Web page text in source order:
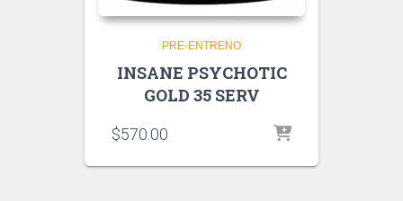
PRE-ENTRENO
INSANE PSYCHOTIC
GOLD 35 SERV
$570.00